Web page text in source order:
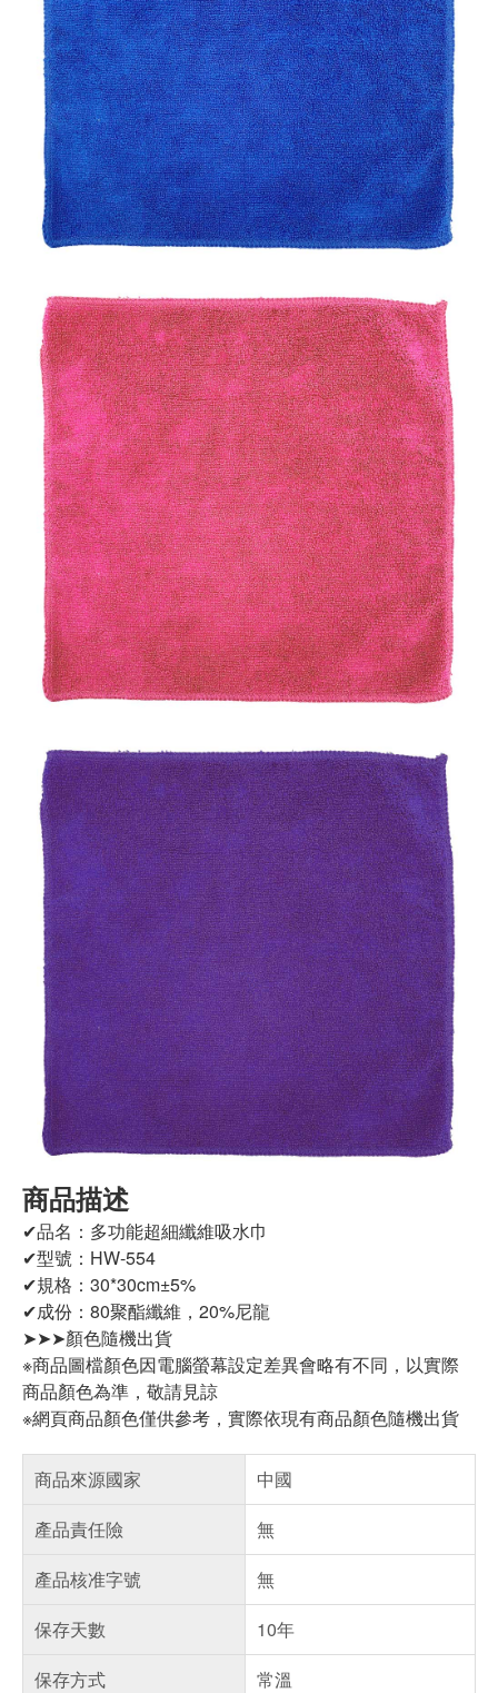
商品描述
✔品名：多功能超細纖維吸水巾
✔型號：HW-554
✔規格：30*30cm±5%
✔成份：80聚酯纖維，20%尼龍
➤➤➤顏色隨機出貨
※商品圖檔顏色因電腦螢幕設定差異會略有不同，以實際
商品顏色為準，敬請見諒
※網頁商品顏色僅供參考，實際依現有商品顏色隨機出貨
商品來源國家
中國
產品責任險
無
產品核准字號
無
保存天數
10年
保存方式
常溫